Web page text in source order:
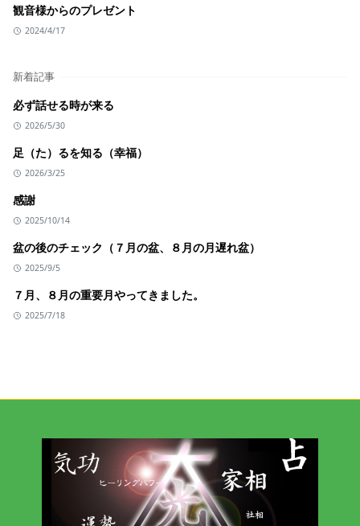
観音様からのプレゼント
2024/4/17
新着記事
必ず話せる時が来る
2026/5/30
足（た）るを知る（幸福）
2026/3/25
感謝
2025/10/14
盆の後のチェック（７月の盆、８月の月遅れ盆）
2025/9/5
７月、８月の重要月やってきました。
2025/7/18